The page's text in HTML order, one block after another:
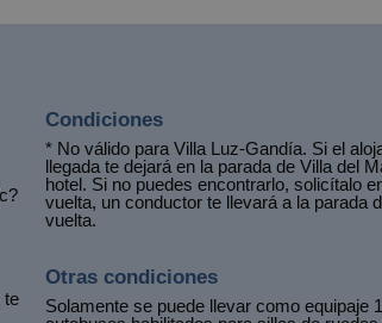
te
Condiciones
* No válido para Villa Luz-Gandía. Si el
llegada te dejará en la parada de Villa del
hotel. Si no puedes encontrarlo, solicítalo
vuelta, un conductor te llevará a la parada
vuelta.
Otras condiciones
Solamente se puede llevar como equipaje